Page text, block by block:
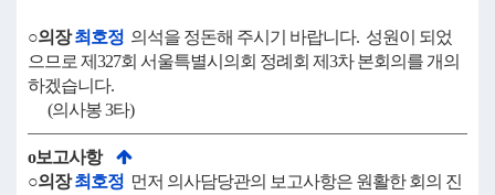
○의장최호정 의석을 정돈해 주시기 바랍니다. 성원이 되었
으므로 제327회 서울특별시의회 정례회 제3차 본회의를 개의
하겠습니다.
(의사봉 3타)
o보고사항
○의장최호정 먼저 의사담당관의 보고사항은 원활한 회의 진